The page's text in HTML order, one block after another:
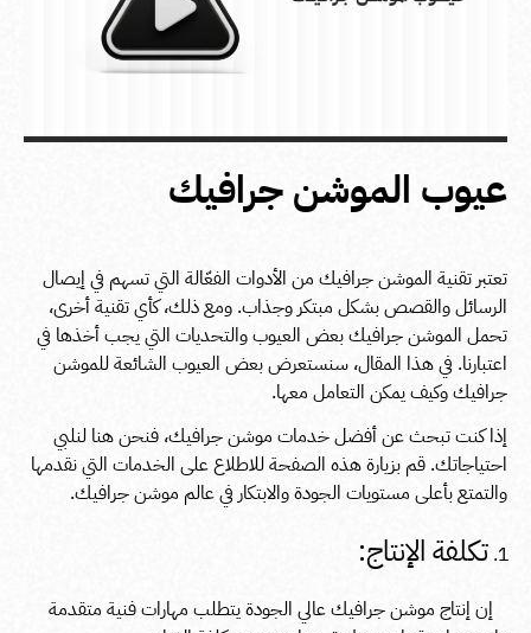
عيوب الموشن جرافيك
تعتبر تقنية الموشن جرافيك من الأدوات الفعّالة التي تسهم في إيصال
الرسائل والقصص بشكل مبتكر وجذاب. ومع ذلك، كأي تقنية أخرى،
تحمل الموشن جرافيك بعض العيوب والتحديات التي يجب أخذها في
اعتبارنا. في هذا المقال، سنستعرض بعض العيوب الشائعة للموشن
جرافيك وكيف يمكن التعامل معها.
إذا كنت تبحث عن أفضل خدمات موشن جرافيك، فنحن هنا لنلبي
احتياجاتك. قم بزيارةهذه الصفحةللاطلاع على الخدمات التي نقدمها
والتمتع بأعلى مستويات الجودة والابتكار في عالم موشن جرافيك.
تكلفة الإنتاج:
إن إنتاج موشن جرافيك عالي الجودة يتطلب مهارات فنية متقدمة